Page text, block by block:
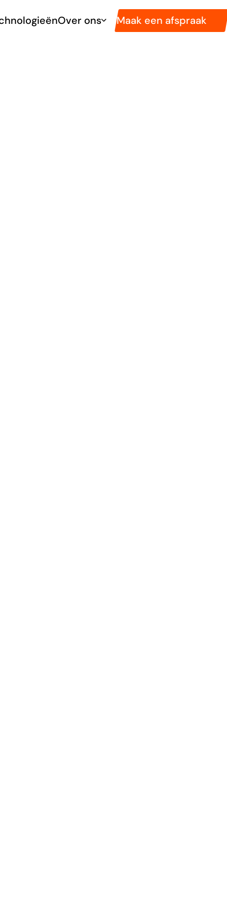
Over ons Maak een afspraak